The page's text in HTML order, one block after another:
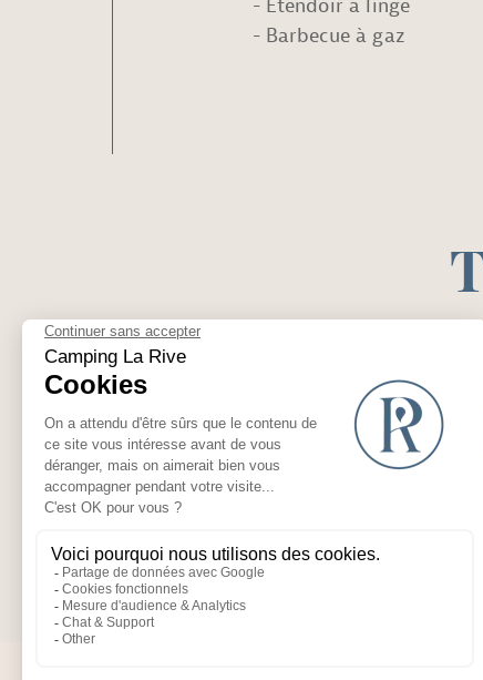
Etendoir à linge
Barbecue à gaz
Catégorie
Du sam.
Au sam.
Cottage 6p 3ch 2sdb clim
PHOTOS